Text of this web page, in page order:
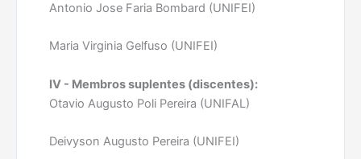
Antonio Jose Faria Bombard (UNIFEI)
Maria Virginia Gelfuso (UNIFEI)
IV - Membros suplentes (discentes):
Otavio Augusto Poli Pereira (UNIFAL)
Deivyson Augusto Pereira (UNIFEI)